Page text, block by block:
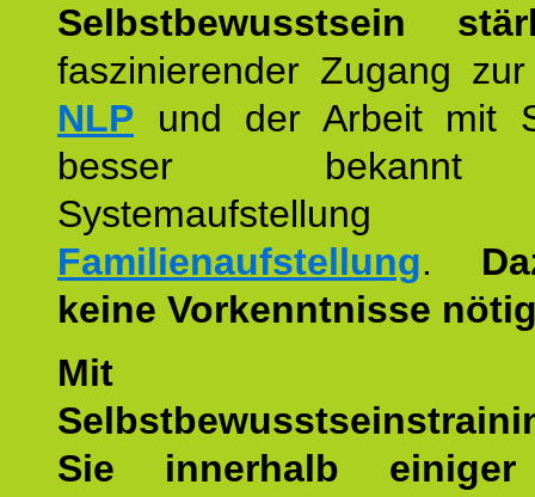
Selbstbewusstsein
faszinierender Zugang
NLP und der Arbeit mit
besser
Familienaufstellung.
keine Vorkenntnisse
Mit
Sie innerhalb einiger